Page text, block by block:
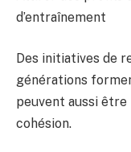
d’entraînement
Des initiatives de
générations
peuvent aussi
cohésion.